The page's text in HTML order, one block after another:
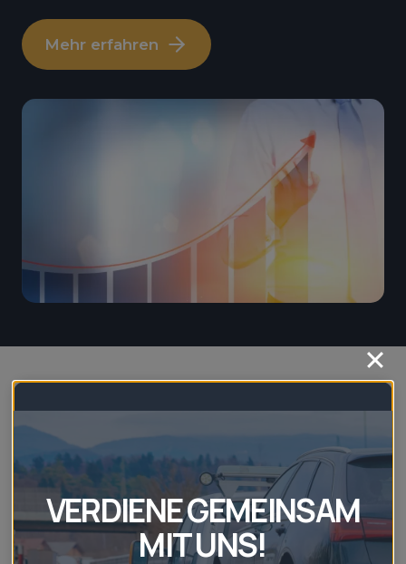
Mehr erfahren
Anhänger mieten Kiel – Ihre
flexible Lösung für jeden
Transport
Benötigen Sie einen Anhänger in Kiel? Ob für
private Transporte, Umzüge, den gewerblichen
VERDIENE GEMEINSAM
MIT UNS!